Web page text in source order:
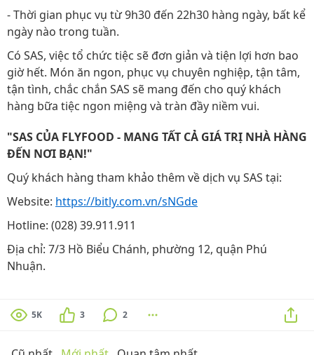
- Thời gian phục vụ từ 9h30 đến 22h30 hàng ngày, bất kể
ngày nào trong tuần.
Có SAS, việc tổ chức tiệc sẽ đơn giản và tiện lợi hơn bao
giờ hết. Món ăn ngon, phục vụ chuyên nghiệp, tận tâm,
tận tình, chắc chắn SAS sẽ mang đến cho quý khách
hàng bữa tiệc ngon miệng và tràn đầy niềm vui.
"SAS CỦA FLYFOOD - MANG TẤT CẢ GIÁ TRỊ NHÀ HÀNG
ĐẾN NƠI BẠN!"
Quý khách hàng tham khảo thêm về dịch vụ SAS tại:
Website: https://bitly.com.vn/sNGde
Hotline: (028) 39.911.911
Địa chỉ: 7/3 Hồ Biểu Chánh, phường 12, quận Phú
Nhuận.
5K 3 2